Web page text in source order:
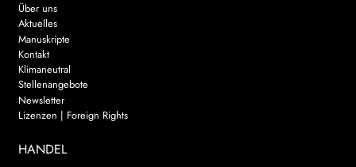
Über uns
Aktuelles
Manuskripte
Kontakt
Klimaneutral
Stellenangebote
Newsletter
Lizenzen | Foreign Rights
HANDEL